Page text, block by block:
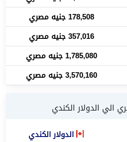
178,508 جنيه مصري
357,016 جنيه مصري
1,785,080 جنيه مصري
3,570,160 جنيه مصري
الي الدولار الكندي
الدولار الكندي